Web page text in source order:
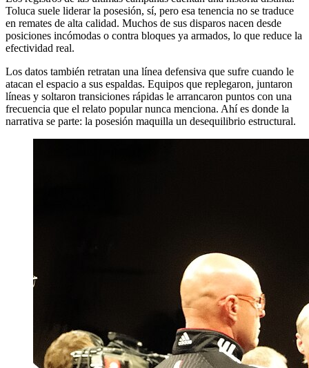
Toluca suele liderar la posesión, sí, pero esa tenencia no se traduce
en remates de alta calidad. Muchos de sus disparos nacen desde
posiciones incómodas o contra bloques ya armados, lo que reduce la
efectividad real.
Los datos también retratan una línea defensiva que sufre cuando le
atacan el espacio a sus espaldas. Equipos que replegaron, juntaron
líneas y soltaron transiciones rápidas le arrancaron puntos con una
frecuencia que el relato popular nunca menciona. Ahí es donde la
narrativa se parte: la posesión maquilla un desequilibrio estructural.